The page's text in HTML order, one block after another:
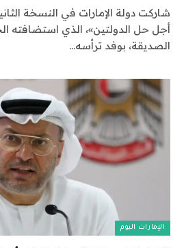
شاركت دولة الإمارات في النسخة
أجل حل الدولتين»، الذي استضافته
الصديقة، بوفد ترأسه…
الإمارات اليوم